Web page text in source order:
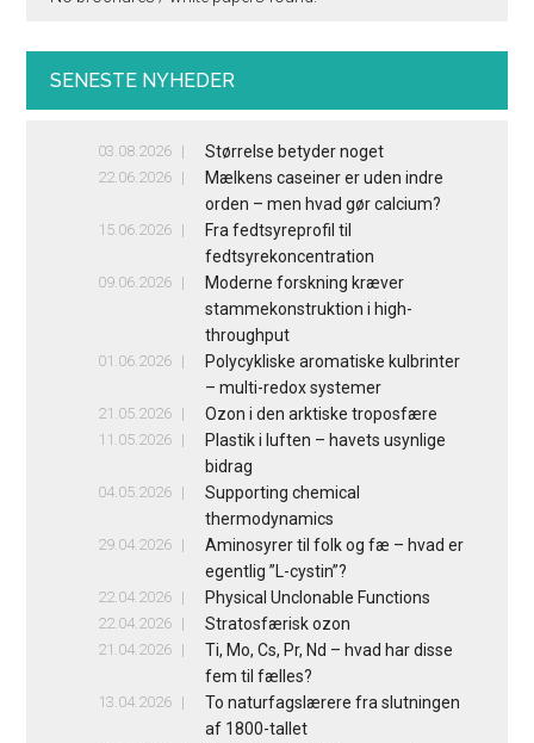
SENESTE NYHEDER
03.08.2026 Størrelse betyder noget
22.06.2026
Mælkens caseiner er uden indre
orden – men hvad gør calcium?
15.06.2026
Fra fedtsyreprofil til
fedtsyrekoncentration
09.06.2026
Moderne forskning kræver
stammekonstruktion i high-
throughput
01.06.2026
Polycykliske aromatiske kulbrinter
– multi-redox systemer
21.05.2026 Ozon i den arktiske troposfære
11.05.2026
Plastik i luften – havets usynlige
bidrag
04.05.2026
Supporting chemical
thermodynamics
29.04.2026
Aminosyrer til folk og fæ – hvad er
egentlig ”L-cystin”?
22.04.2026 Physical Unclonable Functions
22.04.2026 Stratosfærisk ozon
21.04.2026
Ti, Mo, Cs, Pr, Nd – hvad har disse
fem til fælles?
13.04.2026
To naturfagslærere fra slutningen
af 1800-tallet